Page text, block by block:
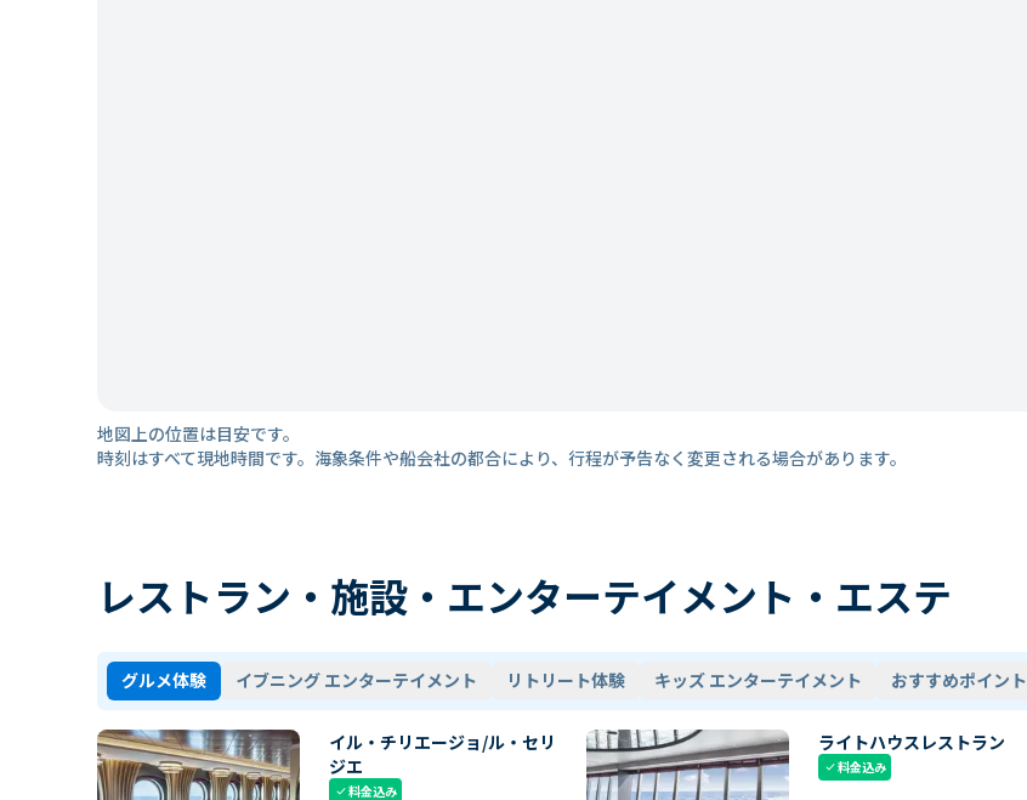
地図上の位置は目安です。
時刻はすべて現地時間です。海象条件や船会社の都合により、行程が予告なく変更される場合があります。
レストラン・施設・エンターテイメント・エステ
グルメ体験 イブニング エンターテイメント リトリート体験 キッズ エンターテイメント おすすめポイント
イル・チリエージョ/ル・セリ
ジエ
check料金込み
ライトハウスレストラン
check料金込み